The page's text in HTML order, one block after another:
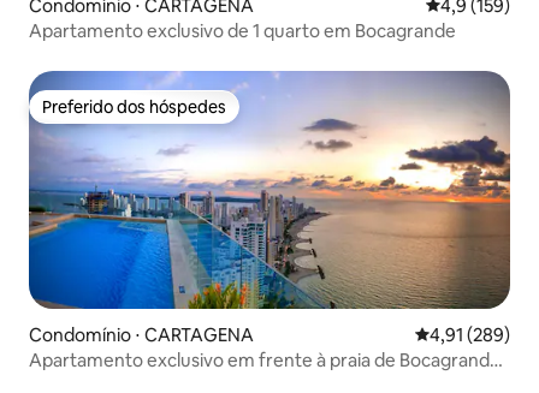
Condomínio ⋅ CARTAGENA 4,9 de uma
4,9 (159)
Apartamento exclusivo de 1 quarto em Bocagrande
Preferido dos hóspedes
Preferido dos hóspedes
Condomínio ⋅ CARTAGENA 4,91 de uma
4,91 (289)
Apartamento exclusivo em frente à praia de Bocagrande